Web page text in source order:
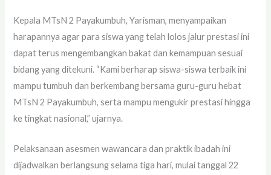
Kepala MTsN 2 Payakumbuh, Yarisman, menyampaikan
harapannya agar para siswa yang telah lolos jalur prestasi ini
dapat terus mengembangkan bakat dan kemampuan sesuai
bidang yang ditekuni. “Kami berharap siswa-siswa terbaik ini
mampu tumbuh dan berkembang bersama guru-guru hebat
MTsN 2 Payakumbuh, serta mampu mengukir prestasi hingga
ke tingkat nasional,” ujarnya.
Pelaksanaan asesmen wawancara dan praktik ibadah ini
dijadwalkan berlangsung selama tiga hari, mulai tanggal 22